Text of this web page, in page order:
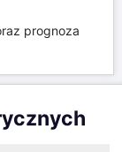
prognoza